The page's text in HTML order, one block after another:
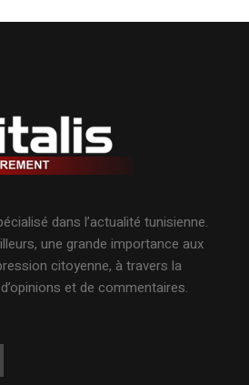
dans l’actualité tunisienne.
une grande importance aux
citoyenne, à travers la
et de commentaires.